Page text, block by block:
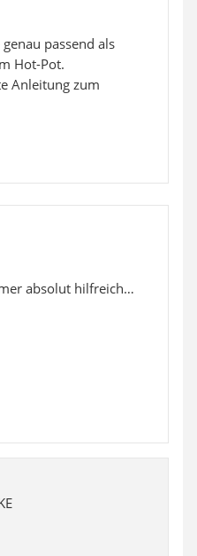
passend als
Hot-Pot.
Anleitung zum
absolut hilfreich…